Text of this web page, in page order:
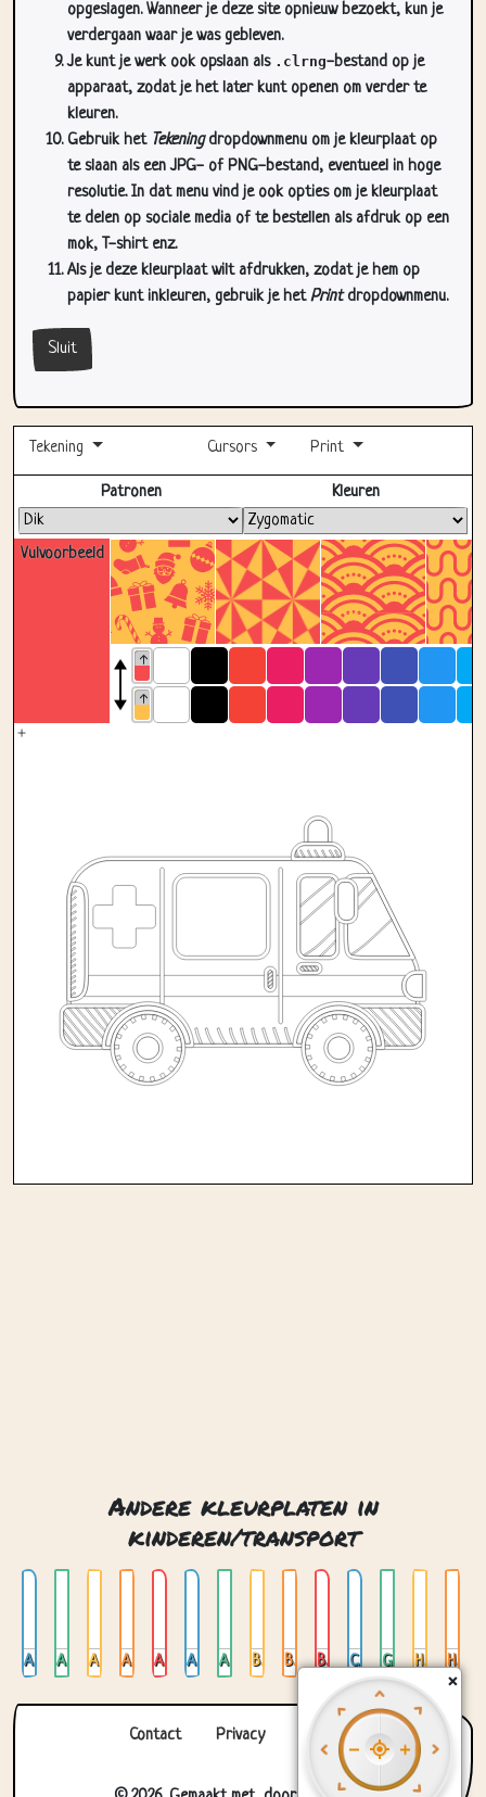
opgeslagen. Wanneer je deze site opnieuw bezoekt, kun je
verdergaan waar je was gebleven.
Je kunt je werk ook opslaan als .clrng-bestand op je
apparaat, zodat je het later kunt openen om verder te
kleuren.
Gebruik het Tekeningdropdownmenu om je kleurplaat op
te slaan als een JPG- of PNG-bestand, eventueel in hoge
resolutie. In dat menu vind je ook opties om je kleurplaat
te delen op sociale media of te bestellen als afdruk op een
mok, T-shirt enz.
Als je deze kleurplaat wilt afdrukken, zodat je hem op
papier kunt inkleuren, gebruik je hetPrintdropdownmenu.
Sluit
Tekening Cursors Print
Volledig scherm
Vulvoorbeeld
Patronen Kleuren
Andere kleurplaten in
kinderen/transport
Ambulance Auto 01 Auto 02 Auto 03 Auto 04 Auto aanhanger Auto op glas in lood Batmobiel Brandweerwagen Bus Cementwagen Glas in lood met vliegtuig Helikopter Heteluchtballon
Contact Privacy Over ons
×